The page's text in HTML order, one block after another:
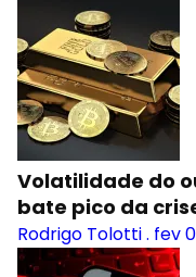
Volatilidade do
bate pico da
Rodrigo Tolotti. fev